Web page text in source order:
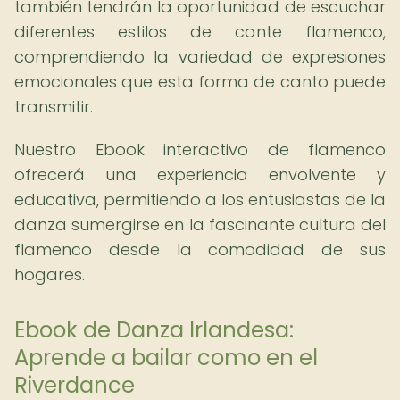
también tendrán la oportunidad de escuchar
diferentes estilos de cante flamenco,
comprendiendo la variedad de expresiones
emocionales que esta forma de canto puede
transmitir.
Nuestro Ebook interactivo de flamenco
ofrecerá una experiencia envolvente y
educativa, permitiendo a los entusiastas de la
danza sumergirse en la fascinante cultura del
flamenco desde la comodidad de sus
hogares.
Ebook de Danza Irlandesa:
Aprende a bailar como en el
Riverdance